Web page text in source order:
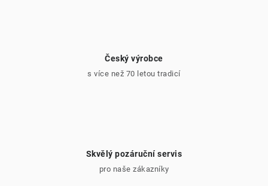
Český výrobce
s více než 70 letou tradicí
Skvělý pozáruční servis
pro naše zákazníky